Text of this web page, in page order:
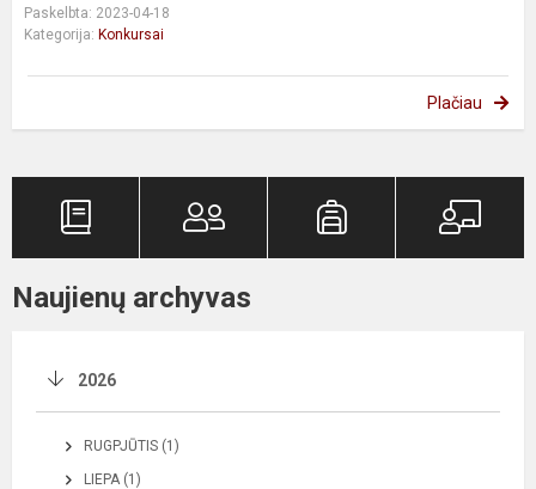
Paskelbta: 2023-04-18
Kategorija: Konkursai
Plačiau
Naujienų archyvas
2026
RUGPJŪTIS (1)
LIEPA (1)